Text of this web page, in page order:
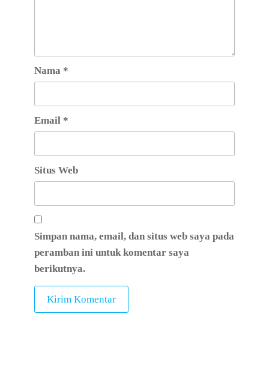
Nama *
Email *
Situs Web
Simpan nama, email, dan situs web saya pada
peramban ini untuk komentar saya
berikutnya.